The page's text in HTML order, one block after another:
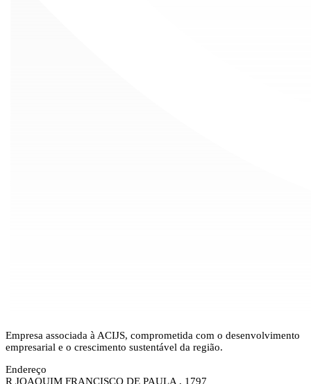
Empresa associada à ACIJS, comprometida com o desenvolvimento
empresarial e o crescimento sustentável da região.
Endereço
R JOAQUIM FRANCISCO DE PAULA , 1797